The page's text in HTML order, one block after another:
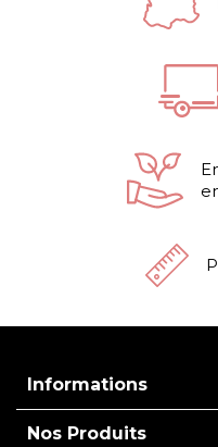
Informations
Nos Produits